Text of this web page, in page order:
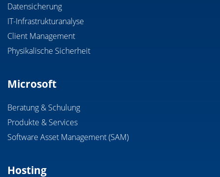
Datensicherung
IT-Infrastrukturanalyse
Client Management
Physikalische Sicherheit
Microsoft
Beratung & Schulung
Produkte & Services
Software Asset Management (SAM)
Hosting